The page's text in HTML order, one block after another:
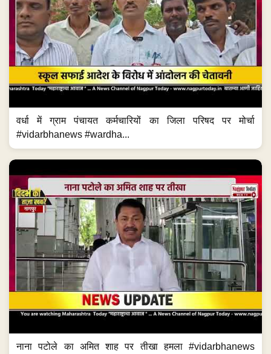
वर्धा में ग्राम पंचायत कर्मचारियों का जिला परिषद पर मोर्चा
#vidarbhanews #wardha...
नाना पटोले का अमित शाह पर तीखा हमला #vidarbhanews